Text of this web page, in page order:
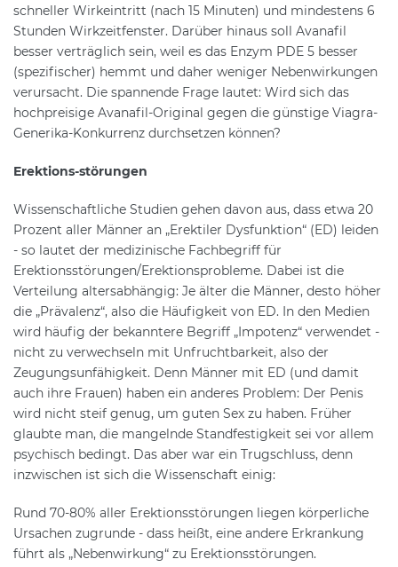
schneller Wirkeintritt (nach 15 Minuten) und mindestens 6
Stunden Wirkzeitfenster. Darüber hinaus soll Avanafil
besser verträglich sein, weil es das Enzym PDE 5 besser
(spezifischer) hemmt und daher weniger Nebenwirkungen
verursacht. Die spannende Frage lautet: Wird sich das
hochpreisige Avanafil-Original gegen die günstige Viagra-
Generika-Konkurrenz durchsetzen können?
Erektions-störungen
Wissenschaftliche Studien gehen davon aus, dass etwa 20
Prozent aller Männer an „Erektiler Dysfunktion“ (ED) leiden
- so lautet der medizinische Fachbegriff für
Erektionsstörungen/Erektionsprobleme. Dabei ist die
Verteilung altersabhängig: Je älter die Männer, desto höher
die „Prävalenz“, also die Häufigkeit von ED. In den Medien
wird häufig der bekanntere Begriff „Impotenz“ verwendet -
nicht zu verwechseln mit Unfruchtbarkeit, also der
Zeugungsunfähigkeit. Denn Männer mit ED (und damit
auch ihre Frauen) haben ein anderes Problem: Der Penis
wird nicht steif genug, um guten Sex zu haben. Früher
glaubte man, die mangelnde Standfestigkeit sei vor allem
psychisch bedingt. Das aber war ein Trugschluss, denn
inzwischen ist sich die Wissenschaft einig:
Rund 70-80% aller Erektionsstörungen liegen körperliche
Ursachen zugrunde - dass heißt, eine andere Erkrankung
führt als „Nebenwirkung“ zu Erektionsstörungen.